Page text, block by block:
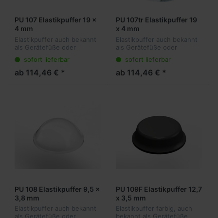
PU 107 Elastikpuffer 19 x
4 mm
Elastikpuffer auch bekannt
als Gerätefüße oder
ideale Lösung für viele
Anwendungen. Sie kleben
transparent am Objekt und
sofort lieferbar
ab 114,46 € *
PU 107tr Elastikpuffer 19
x 4 mm
Elastikpuffer auch bekannt
als Gerätefüße oder
ideale Lösung für viele
Anwendungen. Sie kleben
transparent am Objekt und
sofort lieferbar
ab 114,46 € *
PU 108 Elastikpuffer 9,5 x
3,8 mm
Elastikpuffer auch bekannt
als Gerätefüße oder
PU 109F Elastikpuffer 12,7
x 3,5 mm
Elastikpuffer farbig, auch
bekannt als Gerätefüße